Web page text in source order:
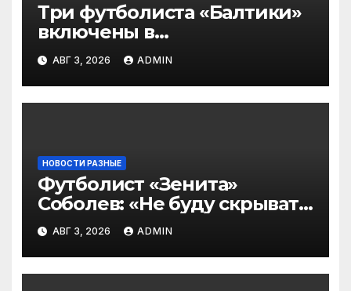
Три футболиста «Балтики»
включены в
символическую сборную
2‑го тура РПЛ по версии
подписчиков МАТЧ
ПРЕМЬЕР
АВГ 3, 2026 ADMIN
НОВОСТИ РАЗНЫЕ
Футболист «Зенита»
Соболев: «Не буду скрывать
— в Оренбурге всегда
тяжело играть»
АВГ 3, 2026 ADMIN